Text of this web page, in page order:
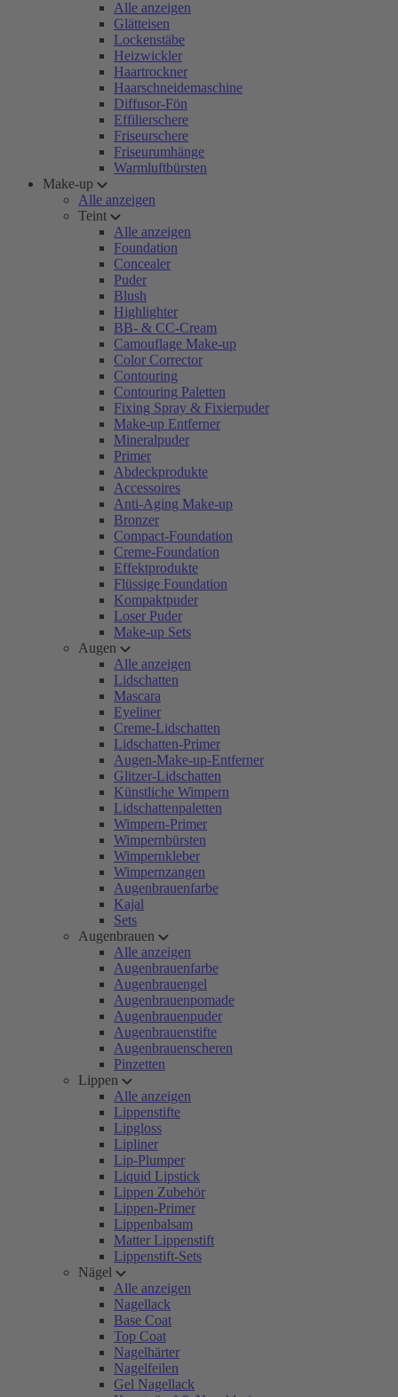
Alle anzeigen
Glätteisen
Lockenstäbe
Heizwickler
Haartrockner
Haarschneidemaschine
Diffusor-Fön
Effilierschere
Friseurschere
Friseurumhänge
Warmluftbürsten
Make-up
Alle anzeigen
Teint
Alle anzeigen
Foundation
Concealer
Puder
Blush
Highlighter
BB- & CC-Cream
Camouflage Make-up
Color Corrector
Contouring
Contouring Paletten
Fixing Spray & Fixierpuder
Make-up Entferner
Mineralpuder
Primer
Abdeckprodukte
Accessoires
Anti-Aging Make-up
Bronzer
Compact-Foundation
Creme-Foundation
Effektprodukte
Flüssige Foundation
Kompaktpuder
Loser Puder
Make-up Sets
Augen
Alle anzeigen
Lidschatten
Mascara
Eyeliner
Creme-Lidschatten
Lidschatten-Primer
Augen-Make-up-Entferner
Glitzer-Lidschatten
Künstliche Wimpern
Lidschattenpaletten
Wimpern-Primer
Wimpernbürsten
Wimpernkleber
Wimpernzangen
Augenbrauenfarbe
Kajal
Sets
Augenbrauen
Alle anzeigen
Augenbrauenfarbe
Augenbrauengel
Augenbrauenpomade
Augenbrauenpuder
Augenbrauenstifte
Augenbrauenscheren
Pinzetten
Lippen
Alle anzeigen
Lippenstifte
Lipgloss
Lipliner
Lip-Plumper
Liquid Lipstick
Lippen Zubehör
Lippen-Primer
Lippenbalsam
Matter Lippenstift
Lippenstift-Sets
Nägel
Alle anzeigen
Nagellack
Base Coat
Top Coat
Nagelhärter
Nagelfeilen
Gel Nagellack